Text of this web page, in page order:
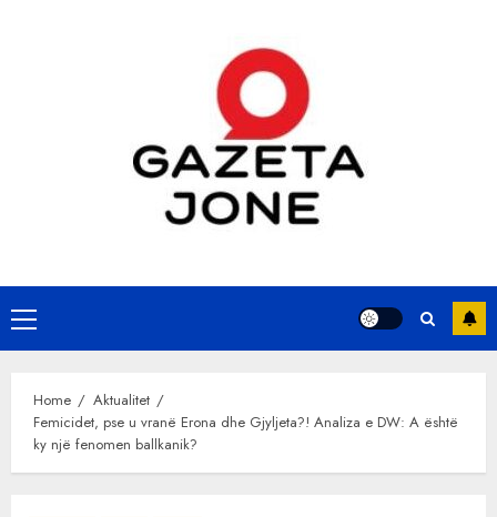
Primary
Menu
Home
Aktualitet
Femicidet, pse u vranë Erona dhe Gjyljeta?! Analiza e DW: A është
ky një fenomen ballkanik?